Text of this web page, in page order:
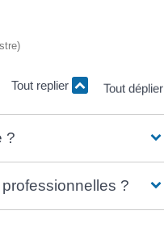
Tout replier Tout déplier
?
?